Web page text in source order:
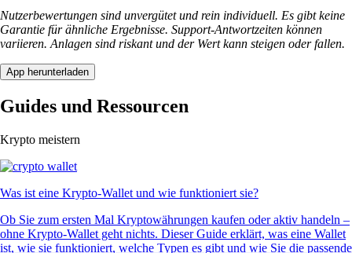
Nutzerbewertungen sind unvergütet und rein individuell. Es gibt keine
Garantie für ähnliche Ergebnisse. Support-Antwortzeiten können
variieren. Anlagen sind riskant und der Wert kann steigen oder fallen.
App herunterladen
Guides und Ressourcen
Krypto meistern
Was ist eine Krypto-Wallet und wie funktioniert sie?
Ob Sie zum ersten Mal Kryptowährungen kaufen oder aktiv handeln –
ohne Krypto-Wallet geht nichts. Dieser Guide erklärt, was eine Wallet
ist, wie sie funktioniert, welche Typen es gibt und wie Sie die passende